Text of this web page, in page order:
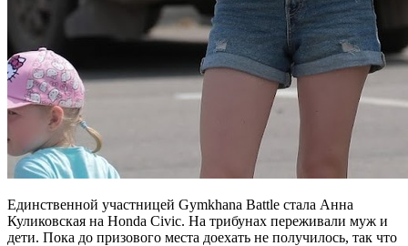
Единственной участницей Gymkhana Battle стала Анна
Куликовская на Honda Civic. На трибунах переживали муж и
дети. Пока до призового места доехать не получилось, так что